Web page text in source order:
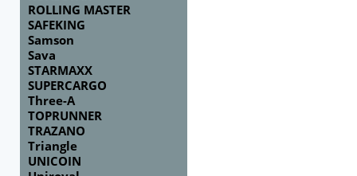
ROLLING MASTER
SAFEKING
Samson
Sava
STARMAXX
SUPERCARGO
Three-A
TOPRUNNER
TRAZANO
Triangle
UNICOIN